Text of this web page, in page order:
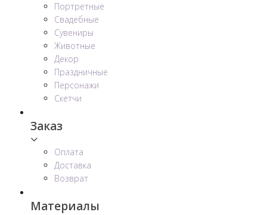
Портретные
Свадебные
Сувениры
Животные
Декор
Праздничные
Персонажи
Скетчи
Заказ
Оплата
Доставка
Возврат
Материалы